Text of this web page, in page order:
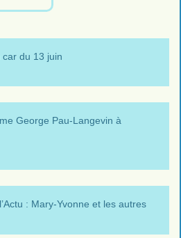
du 13 juin
George Pau-Langevin à
: Mary-Yvonne et les autres